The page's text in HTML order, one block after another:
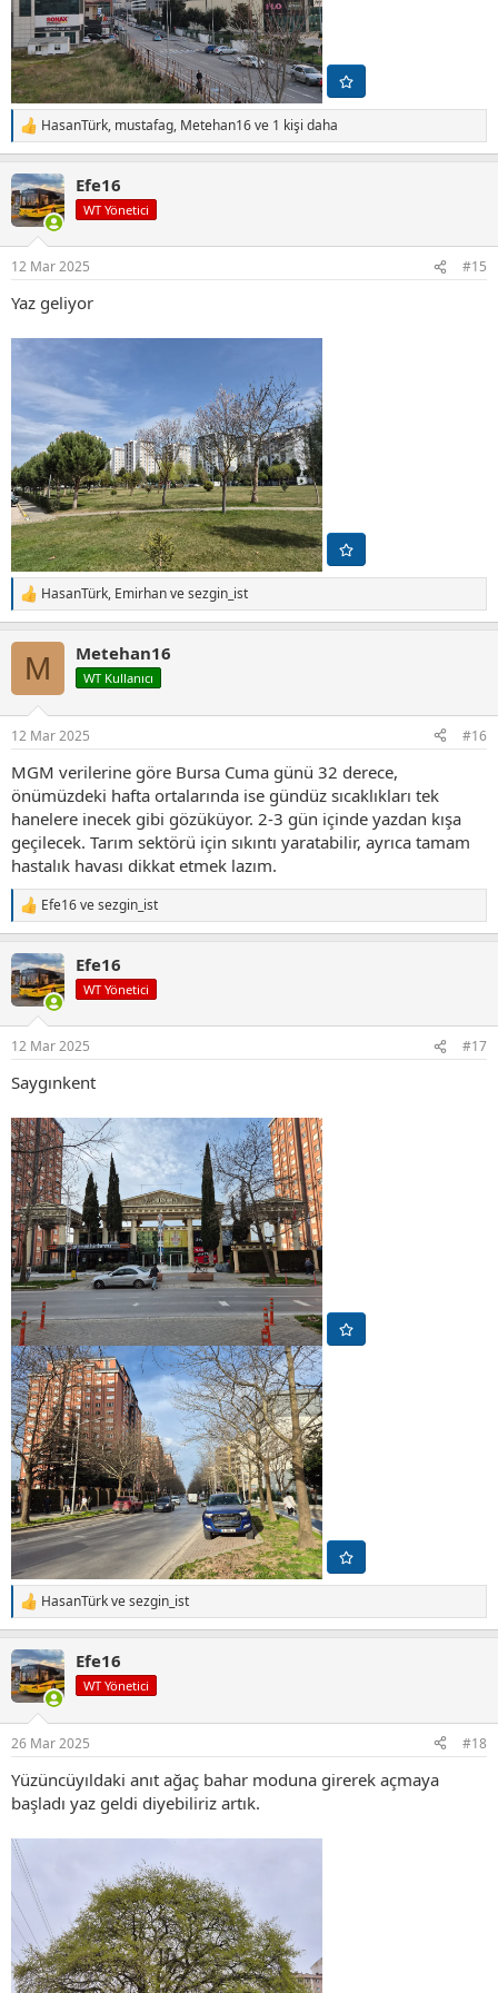
T
e
k
i
l
r
:
HasanTürk, mustafag, Metehan16ve 1 kişi daha
Efe16
WT Yönetici
12 Mar 2025 #15
Yaz geliyor
T
e
:
HasanTürk, Emirhanvesezgin_ist
M Metehan16
WT Kullanıcı
12 Mar 2025 #16
MGM verilerine göre Bursa Cuma günü 32 derece,
önümüzdeki hafta ortalarında ise gündüz sıcaklıkları tek
hanelere inecek gibi gözüküyor. 2-3 gün içinde yazdan kışa
geçilecek. Tarım sektörü için sıkıntı yaratabilir, ayrıca tamam
hastalık havası dikkat etmek lazım.
T
e
k
i
l
:
Efe16vesezgin_ist
Efe16
WT Yönetici
12 Mar 2025 #17
Saygınkent
T
e
k
i
l
:
HasanTürkvesezgin_ist
Efe16
WT Yönetici
26 Mar 2025 #18
Yüzüncüyıldaki anıt ağaç bahar moduna girerek açmaya
başladı yaz geldi diyebiliriz artık.